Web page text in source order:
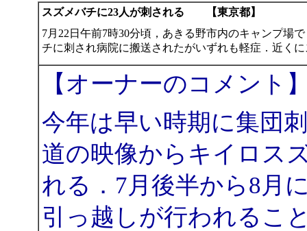
スズメバチに23人が刺される 【東京都】
7月22日午前7時30分頃，あきる野市内のキャンプ場
チに刺され病院に搬送されたがいずれも軽症．近く
【オーナーのコメント
今年は早い時期に集団
道の映像からキイロス
れる．7月後半から8月
引っ越しが行われるこ